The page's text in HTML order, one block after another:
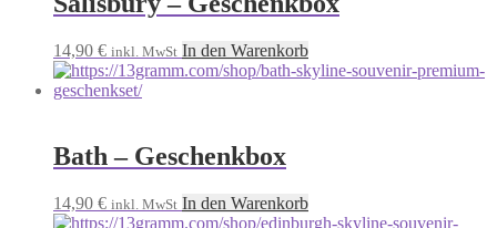
14,90 € inkl. MwSt In den Warenkorb
Bath – Geschenkbox
14,90 € inkl. MwSt In den Warenkorb